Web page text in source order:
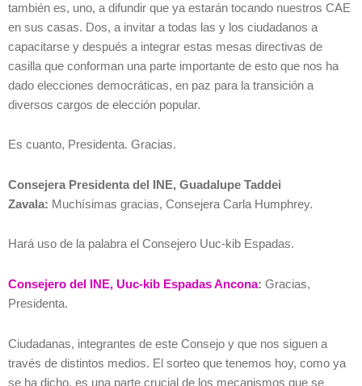
también es, uno, a difundir que ya estarán tocando nuestros CAE
en sus casas. Dos, a invitar a todas las y los ciudadanos a
capacitarse y después a integrar estas mesas directivas de
casilla que conforman una parte importante de esto que nos ha
dado elecciones democráticas, en paz para la transición a
diversos cargos de elección popular.
Es cuanto, Presidenta. Gracias.
Consejera Presidenta del INE, Guadalupe Taddei
Zavala: Muchísimas gracias, Consejera Carla Humphrey.
Hará uso de la palabra el Consejero Uuc-kib Espadas.
Consejero del INE, Uuc-kib Espadas Ancona: Gracias,
Presidenta.
Ciudadanas, integrantes de este Consejo y que nos siguen a
través de distintos medios. El sorteo que tenemos hoy, como ya
se ha dicho, es una parte crucial de los mecanismos que se